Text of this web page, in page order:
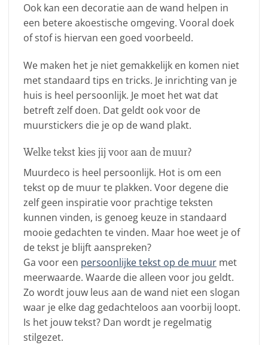
Ook kan een decoratie aan de wand helpen in
een betere akoestische omgeving. Vooral doek
of stof is hiervan een goed voorbeeld.
We maken het je niet gemakkelijk en komen niet
met standaard tips en tricks. Je inrichting van je
huis is heel persoonlijk. Je moet het wat dat
betreft zelf doen. Dat geldt ook voor de
muurstickers die je op de wand plakt.
Welke tekst kies jij voor aan de muur?
Muurdeco is heel persoonlijk. Hot is om een
tekst op de muur te plakken. Voor degene die
zelf geen inspiratie voor prachtige teksten
kunnen vinden, is genoeg keuze in standaard
mooie gedachten te vinden. Maar hoe weet je of
de tekst je blijft aanspreken?
Ga voor een persoonlijke tekst op de muur met
meerwaarde. Waarde die alleen voor jou geldt.
Zo wordt jouw leus aan de wand niet een slogan
waar je elke dag gedachteloos aan voorbij loopt.
Is het jouw tekst? Dan wordt je regelmatig
stilgezet.